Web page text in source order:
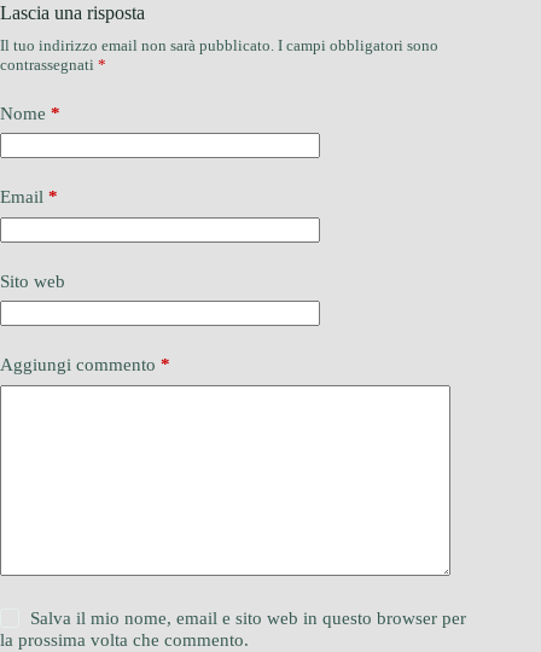
Lascia una risposta
Il tuo indirizzo email non sarà pubblicato. I campi obbligatori sono
contrassegnati *
Nome *
Email *
Sito web
Aggiungi commento *
Salva il mio nome, email e sito web in questo browser per
la prossima volta che commento.